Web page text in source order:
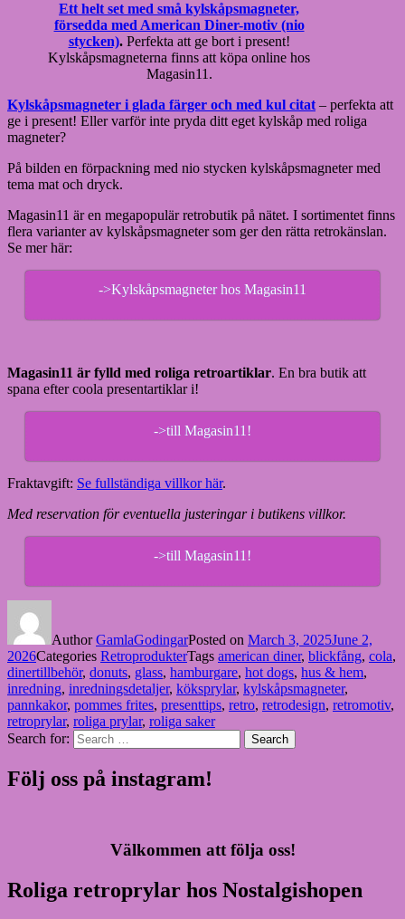
Ett helt set med små kylskåpsmagneter,
försedda med American Diner-motiv (nio
stycken).Perfekta att ge bort i present!
Kylskåpsmagneterna finns att köpa online hos
Magasin11.
Kylskåpsmagneter i glada färger och med kul citat – perfekta att
ge i present! Eller varför inte pryda ditt eget kylskåp med roliga
magneter?
På bilden en förpackning med nio stycken kylskåpsmagneter med
tema mat och dryck.
Magasin11 är en megapopulär retrobutik på nätet. I sortimentet finns
flera varianter av kylskåpsmagneter som ger den rätta retrokänslan.
Se mer här:
->Kylskåpsmagneter hos Magasin11
Magasin11 är fylld med roliga retroartiklar. En bra butik att
spana efter coola presentartiklar i!
->till Magasin11!
Fraktavgift: Se fullständiga villkor här.
Med reservation för eventuella justeringar i butikens villkor.
->till Magasin11!
AuthorGamlaGodingarPosted on March 3, 2025June 2,
2026Categories RetroprodukterTags american diner, blickfång, cola,
dinertillbehör, donuts, glass, hamburgare, hot dogs, hus & hem,
inredning, inredningsdetaljer, köksprylar, kylskåpsmagneter,
pannkakor, pommes frites, presenttips, retro, retrodesign, retromotiv,
retroprylar, roliga prylar, roliga saker
Search for:
Search
Följ oss på instagram!
Välkommen att följa oss!
Roliga retroprylar hos Nostalgishopen